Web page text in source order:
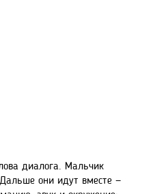
диалога. Мальчик
они идут вместе —